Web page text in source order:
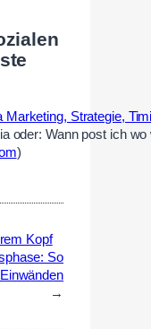
oder: Wann post ich
)
Kopf
So
→